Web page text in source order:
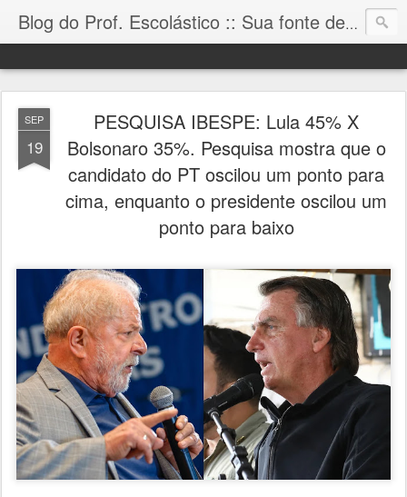
Blog do Prof. Escolástico :: Sua fonte de informação!
SEP
19
PESQUISA IBESPE: Lula 45% X
Bolsonaro 35%. Pesquisa mostra que o
candidato do PT oscilou um ponto para
cima, enquanto o presidente oscilou um
ponto para baixo